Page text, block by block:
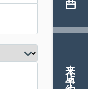
来店予約